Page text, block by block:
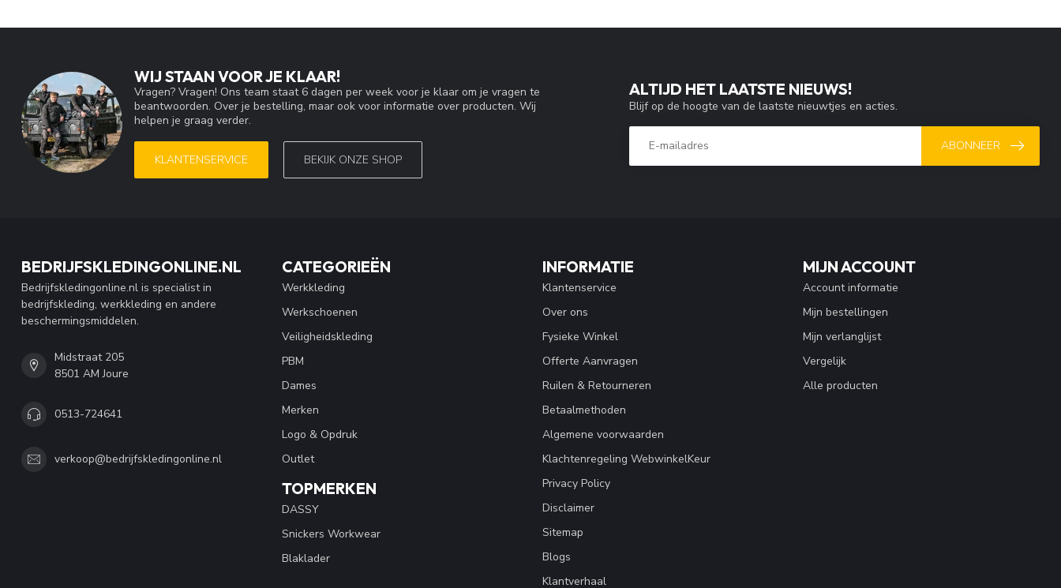
WIJ STAAN VOOR JE KLAAR!
Vragen? Vragen! Ons team staat 6 dagen per week voor je klaar om je vragen te
beantwoorden. Over je bestelling, maar ook voor informatie over producten. Wij
helpen je graag verder.
KLANTENSERVICE BEKIJK ONZE SHOP
ALTIJD HET LAATSTE NIEUWS!
Blijf op de hoogte van de laatste nieuwtjes en acties.
ABONNEER
BEDRIJFSKLEDINGONLINE.NL
Bedrijfskledingonline.nl is specialist in
bedrijfskleding, werkkleding en andere
beschermingsmiddelen.
Midstraat 205
8501 AM Joure
0513-724641
verkoop@bedrijfskledingonline.nl
CATEGORIEËN
Werkkleding
Werkschoenen
Veiligheidskleding
PBM
Dames
Merken
Logo & Opdruk
Outlet
TOPMERKEN
DASSY
Snickers Workwear
Blaklader
INFORMATIE
Klantenservice
Over ons
Fysieke Winkel
Offerte Aanvragen
Ruilen & Retourneren
Betaalmethoden
Algemene voorwaarden
Klachtenregeling WebwinkelKeur
Privacy Policy
Disclaimer
Sitemap
Blogs
Klantverhaal
MIJN ACCOUNT
Account informatie
Mijn bestellingen
Mijn verlanglijst
Vergelijk
Alle producten